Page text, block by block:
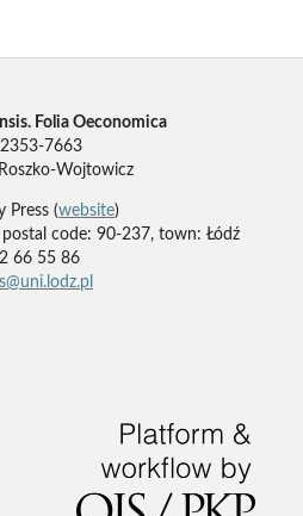
Folia Oeconomica
7663
Wojtowicz
Press (website)
code: 90-237, town: Łódź
66 55 86